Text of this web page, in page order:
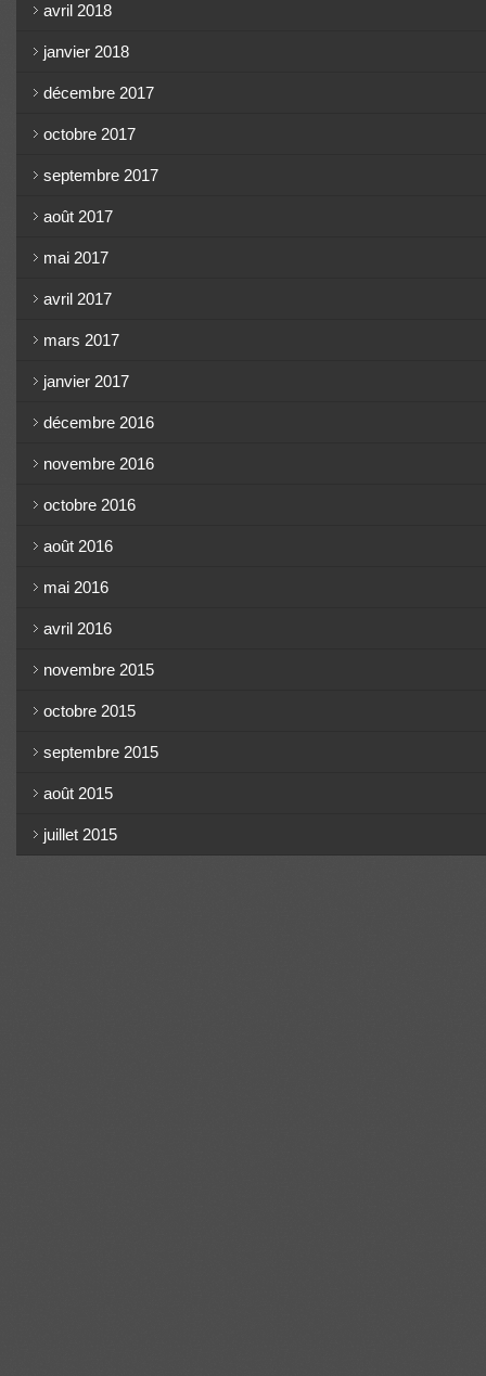
avril 2018
janvier 2018
décembre 2017
octobre 2017
septembre 2017
août 2017
mai 2017
avril 2017
mars 2017
janvier 2017
décembre 2016
novembre 2016
octobre 2016
août 2016
mai 2016
avril 2016
novembre 2015
octobre 2015
septembre 2015
août 2015
juillet 2015